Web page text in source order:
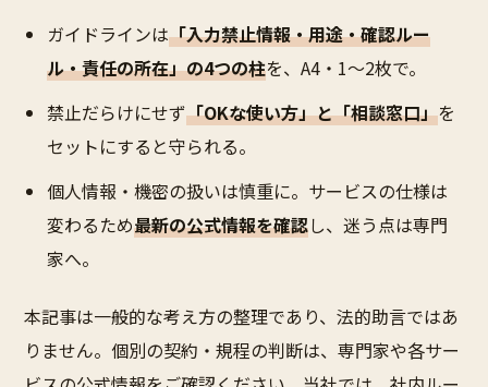
ガイドラインは「入力禁止情報・用途・確認ルー
ル・責任の所在」の4つの柱を、A4・1〜2枚で。
禁止だらけにせず「OKな使い方」と「相談窓口」を
セットにすると守られる。
個人情報・機密の扱いは慎重に。サービスの仕様は
変わるため最新の公式情報を確認し、迷う点は専門
家へ。
本記事は一般的な考え方の整理であり、法的助言ではあ
りません。個別の契約・規程の判断は、専門家や各サー